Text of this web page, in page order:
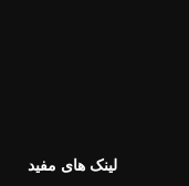
لینک های مفید